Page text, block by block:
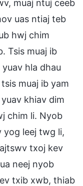
muaj ntuj ceeb
uas ntiaj teb
hwj chim
Tsis muaj ib
hla dhau
muaj ib yam
khiav dim
chim li. Nyob
yog leej twg li,
txoj kev
neej nyob
txib xwb, thiab